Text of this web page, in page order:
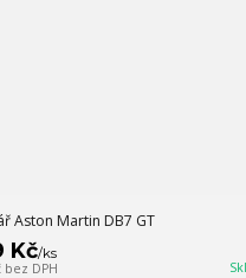
Aston Martin DB7 GT
Kč/ks
bez DPH